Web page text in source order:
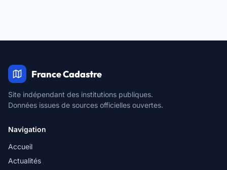
France Cadastre
Site indépendant des institutions publiques.
Données issues de sources officielles ouvertes.
Navigation
Accueil
Actualités